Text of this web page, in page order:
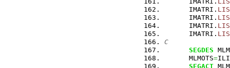
      IMATRI.
      IMATRI.
      IMATRI.
      IMATRI.
C
SEGDES
      MLMOTS
=
SEGACT